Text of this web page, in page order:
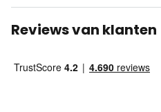
Reviews van klanten